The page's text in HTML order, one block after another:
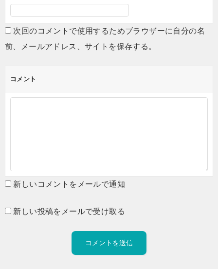
次回のコメントで使用するためブラウザーに自分の名
前、メールアドレス、サイトを保存する。
コメント
新しいコメントをメールで通知
新しい投稿をメールで受け取る